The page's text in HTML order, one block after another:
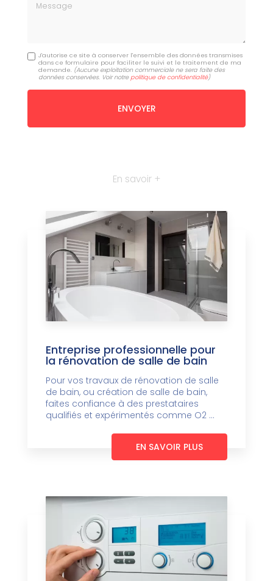
Message
J'autorise ce site à conserver l'ensemble des données transmises
dans ce formulaire pour faciliter le suivi et le traitement de ma
demande. (Aucune exploitation commerciale ne sera faite des
données conservées. Voir notre politique de confidentialité)
En savoir +
Entreprise professionnelle pour
la rénovation de salle de bain
Pour vos travaux de rénovation de salle
de bain, ou création de salle de bain,
faites confiance à des prestataires
qualifiés et expérimentés comme O2 ...
EN SAVOIR PLUS